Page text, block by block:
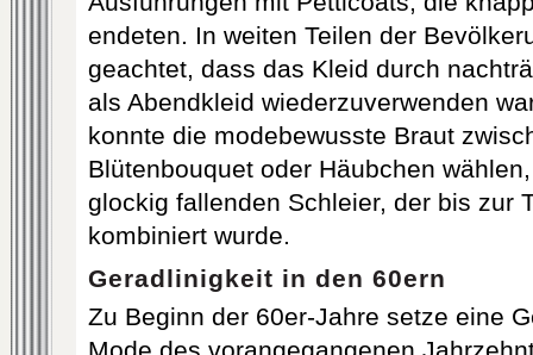
endeten. In weiten Teilen der
geachtet, dass das Kleid durch
als Abendkleid wiederzuverwenden
konnte die modebewusste Braut
Blütenbouquet oder Häubchen
glockig fallenden Schleier, der bis zur
kombiniert wurde.
Geradlinigkeit in den 60ern
Zu Beginn der 60er-Jahre setze eine